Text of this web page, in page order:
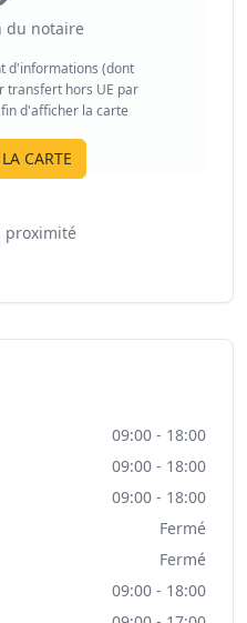
du notaire
d'informations (dont
transfert hors UE par
d'afficher la carte
CARTE
proximité
09:00 - 18:00
09:00 - 18:00
09:00 - 18:00
Fermé
Fermé
09:00 - 18:00